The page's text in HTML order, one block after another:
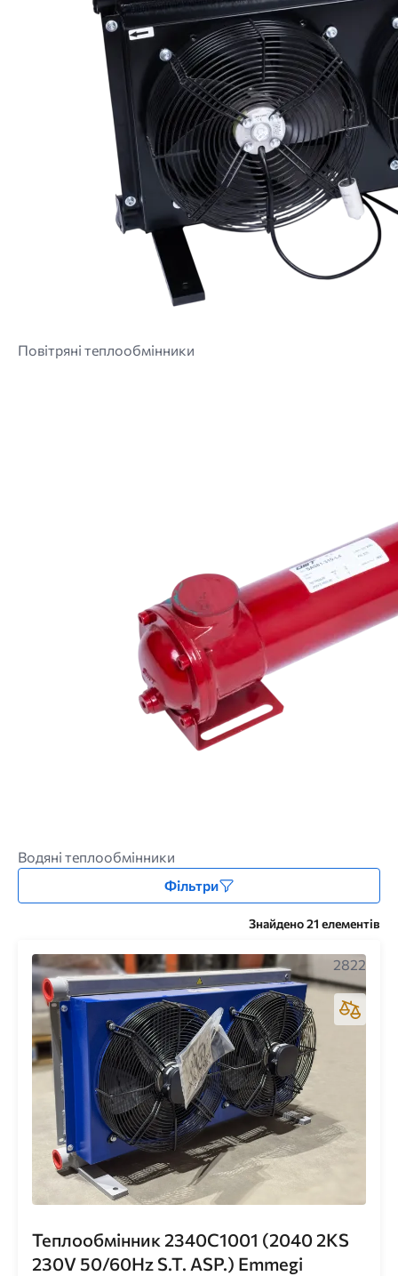
Повітряні теплообмінники
Водяні теплообмінники
Фільтри
Знайдено 21 елементів
Теплообмінник 2340C1001 (2040 2KS
230V 50/60Hz S.T. ASP.) Emmegi
2822